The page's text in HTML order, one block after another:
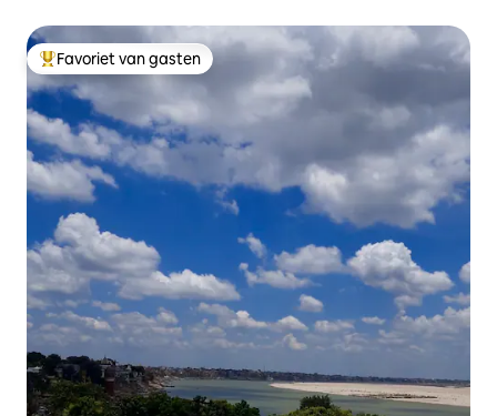
Topfavoriet van gasten
Favoriet van gasten